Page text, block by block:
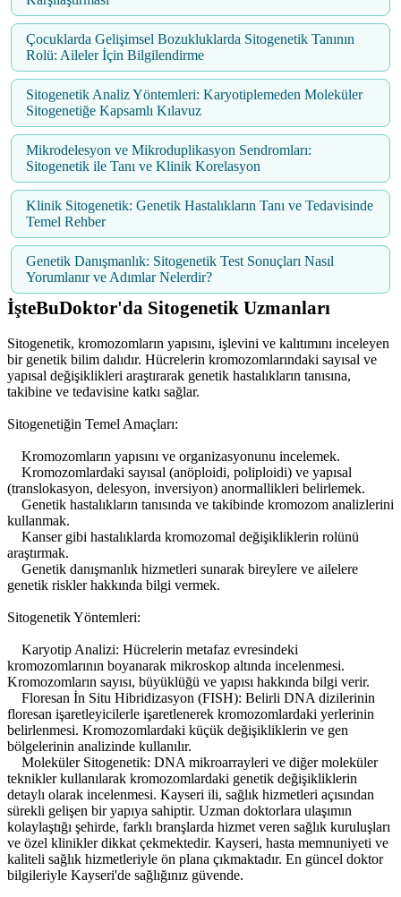
Çocuklarda Gelişimsel Bozukluklarda Sitogenetik Tanının
Rolü: Aileler İçin Bilgilendirme
Sitogenetik Analiz Yöntemleri: Karyotiplemeden Moleküler
Sitogenetiğe Kapsamlı Kılavuz
Mikrodelesyon ve Mikroduplikasyon Sendromları:
Sitogenetik ile Tanı ve Klinik Korelasyon
Klinik Sitogenetik: Genetik Hastalıkların Tanı ve Tedavisinde
Temel Rehber
Genetik Danışmanlık: Sitogenetik Test Sonuçları Nasıl
Yorumlanır ve Adımlar Nelerdir?
İşteBuDoktor'da Sitogenetik Uzmanları
Sitogenetik, kromozomların yapısını, işlevini ve kalıtımını inceleyen
bir genetik bilim dalıdır. Hücrelerin kromozomlarındaki sayısal ve
yapısal değişiklikleri araştırarak genetik hastalıkların tanısına,
takibine ve tedavisine katkı sağlar.
Sitogenetiğin Temel Amaçları:
Kromozomların yapısını ve organizasyonunu incelemek.
Kromozomlardaki sayısal (anöploidi, poliploidi) ve yapısal
(translokasyon, delesyon, inversiyon) anormallikleri belirlemek.
Genetik hastalıkların tanısında ve takibinde kromozom analizlerini
kullanmak.
Kanser gibi hastalıklarda kromozomal değişikliklerin rolünü
araştırmak.
Genetik danışmanlık hizmetleri sunarak bireylere ve ailelere
genetik riskler hakkında bilgi vermek.
Sitogenetik Yöntemleri:
Karyotip Analizi: Hücrelerin metafaz evresindeki
kromozomlarının boyanarak mikroskop altında incelenmesi.
Kromozomların sayısı, büyüklüğü ve yapısı hakkında bilgi verir.
Floresan İn Situ Hibridizasyon (FISH): Belirli DNA dizilerinin
floresan işaretleyicilerle işaretlenerek kromozomlardaki yerlerinin
belirlenmesi. Kromozomlardaki küçük değişikliklerin ve gen
bölgelerinin analizinde kullanılır.
Moleküler Sitogenetik: DNA mikroarrayleri ve diğer moleküler
teknikler kullanılarak kromozomlardaki genetik değişikliklerin
detaylı olarak incelenmesi. Kayseri ili, sağlık hizmetleri açısından
sürekli gelişen bir yapıya sahiptir. Uzman doktorlara ulaşımın
kolaylaştığı şehirde, farklı branşlarda hizmet veren sağlık kuruluşları
ve özel klinikler dikkat çekmektedir. Kayseri, hasta memnuniyeti ve
kaliteli sağlık hizmetleriyle ön plana çıkmaktadır. En güncel doktor
bilgileriyle Kayseri'de sağlığınız güvende.